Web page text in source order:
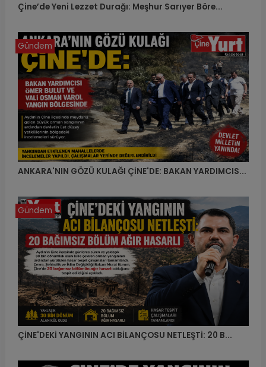
Çine’de Yeni Lezzet Durağı: Meşhur Sarıyer Böre...
ANKARA'NIN GÖZÜ KULAĞI ÇİNE'DE: BAKAN YARDIMCIS...
Gündem
ÇİNE'DEKİ YANGININ ACI BİLANÇOSU NETLEŞTİ: 20 B...
Gündem